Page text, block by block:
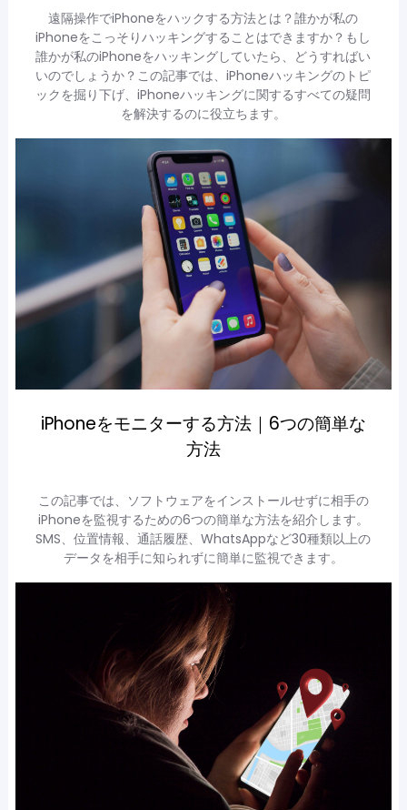
遠隔操作でiPhoneをハックする方法とは？誰かが私の
iPhoneをこっそりハッキングすることはできますか？もし
誰かが私のiPhoneをハッキングしていたら、どうすればい
いのでしょうか？この記事では、iPhoneハッキングのトピ
ックを掘り下げ、iPhoneハッキングに関するすべての疑問
を解決するのに役立ちます。
iPhoneをモニターする方法｜6つの簡単な
方法
この記事では、ソフトウェアをインストールせずに相手の
iPhoneを監視するための6つの簡単な方法を紹介します。
SMS、位置情報、通話履歴、WhatsAppなど30種類以上の
データを相手に知られずに簡単に監視できます。